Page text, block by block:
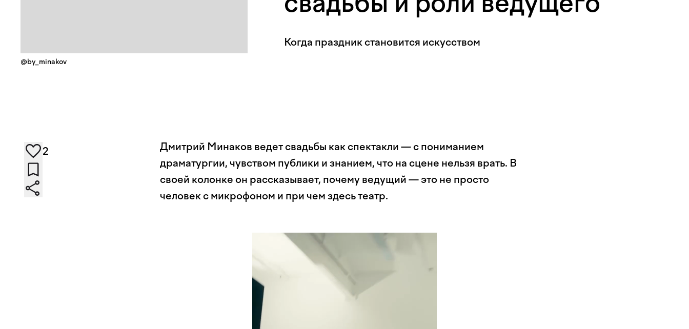
@by_minakov
Когда праздник становится искусством
2
Дмитрий Минаков ведет свадьбы как спектакли — с пониманием
драматургии, чувством публики и знанием, что на сцене нельзя врать. В
своей колонке он рассказывает, почему ведущий — это не просто
человек с микрофоном и при чем здесь театр.